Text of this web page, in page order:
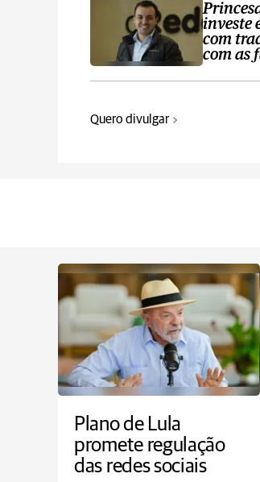
investe
com
com as
Quero divulgar
Plano de Lula
promete regulação
das redes sociais